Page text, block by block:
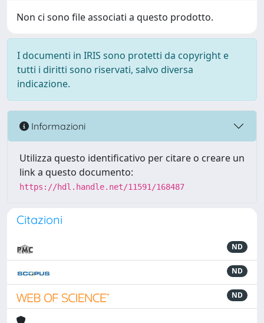
Non ci sono file associati a questo prodotto.
I documenti in IRIS sono protetti da copyright e
tutti i diritti sono riservati, salvo diversa
indicazione.
Informazioni
Utilizza questo identificativo per citare o creare un
link a questo documento:
https://hdl.handle.net/11591/168487
Citazioni
ND
ND
ND